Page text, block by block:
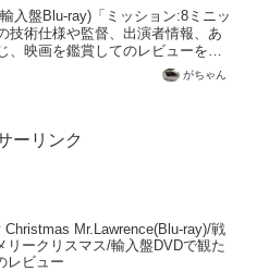
入盤Blu-ray)「ミッション:8ミニッ
技術仕様や監督、出演者情報、あ
、映画を鑑賞してのレビューを記
がちゃん
ーリンク
Christmas Mr.Lawrence(Blu-ray)/戦
リークリスマス/輸入盤DVDで観た
レビュー